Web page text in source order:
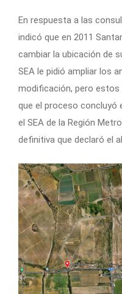
En respuesta a las
indicó que en 2011
cambiar la ubicación de
SEA le pidió ampliar los
modificación, pero
que el proceso concluyó
el SEA de la Región
definitiva que declaró el